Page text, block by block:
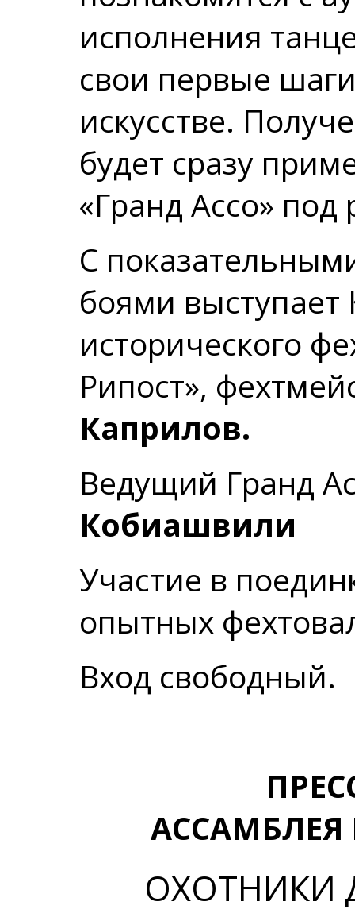
исполнения
свои первые
искусстве.
будет сразу
«Гранд Ассо» под
С
боями выступает
исторического
Рипост»,
Каприлов.
Ведущий Гранд
Кобиашвили
Участие в
опытных
Вход свободный.
АССАМБЛЕЯ
ОХОТНИКИ